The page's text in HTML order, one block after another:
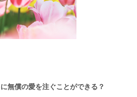
無償の愛を注ぐことができる？